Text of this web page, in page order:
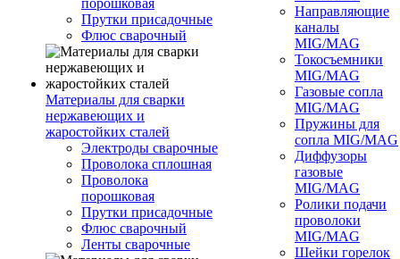
порошковая
Прутки присадочные
Флюс сварочный
Материалы для сварки
нержавеющих и
жаростойких сталей
Электроды сварочные
Проволока сплошная
Проволока
порошковая
Прутки присадочные
Флюс сварочный
Ленты сварочные
Направляющие
каналы
MIG/MAG
Токосъемники
MIG/MAG
Газовые сопла
MIG/MAG
Пружины для
сопла MIG/MAG
Диффузоры
газовые
MIG/MAG
Ролики подачи
проволоки
MIG/MAG
Шейки горелок